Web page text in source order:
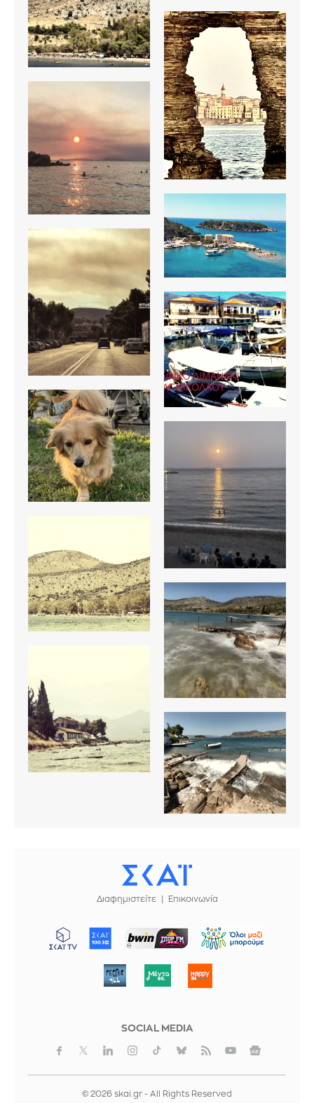
Διαφημιστείτε Επικοινωνία
ΜΠΟΡΟΥΜΕ
SOCIAL MEDIA
© 2026 skai.gr - All Rights Reserved